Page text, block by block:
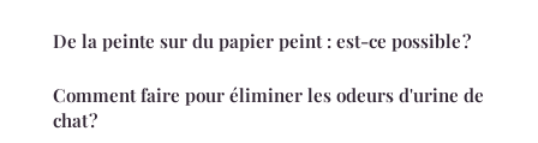
De la peinte sur du papier peint : est-ce possible ?
Comment faire pour éliminer les odeurs d'urine de
chat ?